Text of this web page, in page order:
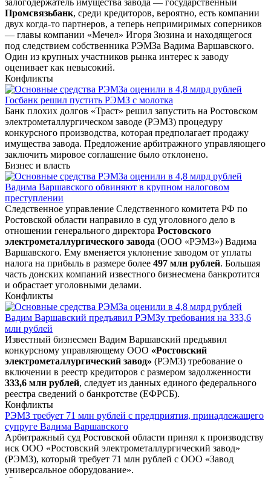
залогодержатель имущества завода — государственный
Промсвязьбанк, среди кредиторов, вероятно, есть компании
двух когда-то партнеров, а теперь непримиримых соперников
— главы компании «Мечел» Игоря Зюзина и находящегося
под следствием собственника РЭМЗа Вадима Варшавского.
Один из крупных участников рынка интерес к заводу
оценивает как невысокий.
Конфликты
Госбанк решил пустить РЭМЗ с молотка
Банк плохих долгов «Траст» решил запустить на Ростовском
электрометаллургическом заводе (РЭМЗ) процедуру
конкурсного производства, которая предполагает продажу
имущества завода. Предложение арбитражного управляющего
заключить мировое соглашение было отклонено.
Бизнес и власть
Вадима Варшавского обвиняют в крупном налоговом
преступлении
Следственное управление Следственного комитета РФ по
Ростовской области направило в суд уголовного дело в
отношении генерального директора Ростовского
электрометаллургического завода (ООО «РЭМЗ») Вадима
Варшавского. Ему вменяется уклонение заводом от уплаты
налога на прибыль в размере более 497 млн рублей. Большая
часть донских компаний известного бизнесмена банкротится
и обрастает уголовными делами.
Конфликты
Вадим Варшавский предъявил РЭМЗу требования на 333,6
млн рублей
Известный бизнесмен Вадим Варшавский предъявил
конкурсному управляющему ООО «Ростовский
электрометаллургический завод» (РЭМЗ) требование о
включении в реестр кредиторов с размером задолженности
333,6 млн рублей, следует из данных единого федерального
реестра сведений о банкротстве (ЕФРСБ).
Конфликты
РЭМЗ требует 71 млн рублей с предприятия, принадлежащего
супруге Вадима Варшавского
Арбитражный суд Ростовской области принял к производству
иск ООО «Ростовский электрометаллургический завод»
(РЭМЗ), который требует 71 млн рублей с ООО «Завод
универсальное оборудование».